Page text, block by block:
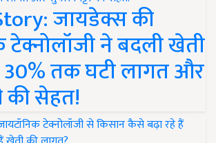
जायडेक्स की
टेक्नोलॉजी ने बदली खेती
30% तक घटी लागत और
की सेहत!